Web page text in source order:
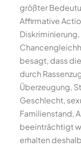
größter
Affirmative
besagt, dass
durch
Überzeugung,
Geschlecht,
Familienstand,
beeinträchtigt
erhalten